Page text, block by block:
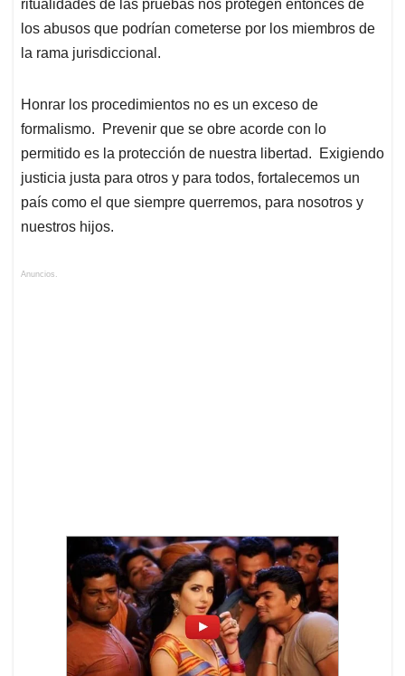
ritualidades de las pruebas nos protegen entonces de
los abusos que podrían cometerse por los miembros de
la rama jurisdiccional.
Honrar los procedimientos no es un exceso de
formalismo. Prevenir que se obre acorde con lo
permitido es la protección de nuestra libertad. Exigiendo
justicia justa para otros y para todos, fortalecemos un
país como el que siempre querremos, para nosotros y
nuestros hijos.
Anuncios.